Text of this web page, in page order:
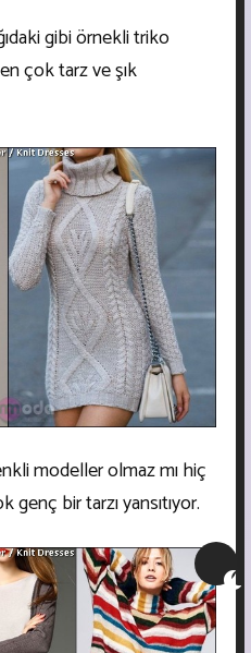
gibi örnekli triko
çok tarz ve şık
modeller olmaz mı hiç
genç bir tarzı yansıtıyor.